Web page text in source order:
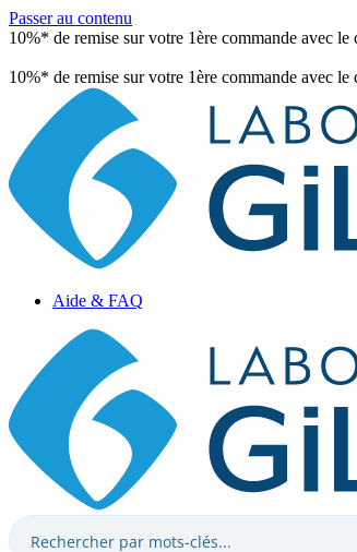
Passer au contenu
10%* de remise sur votre 1ère commande avec le
10%* de remise sur votre 1ère commande avec le
Aide & FAQ